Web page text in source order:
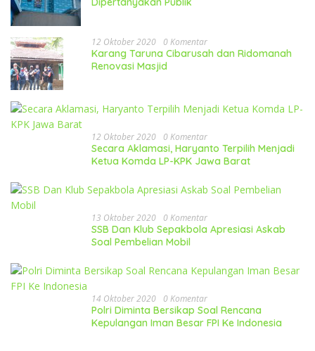
12 Oktober 2020 0 Komentar
Karang Taruna Cibarusah dan Ridomanah
Renovasi Masjid
12 Oktober 2020 0 Komentar
Secara Aklamasi, Haryanto Terpilih Menjadi
Ketua Komda LP-KPK Jawa Barat
13 Oktober 2020 0 Komentar
SSB Dan Klub Sepakbola Apresiasi Askab
Soal Pembelian Mobil
14 Oktober 2020 0 Komentar
Polri Diminta Bersikap Soal Rencana
Kepulangan Iman Besar FPI Ke Indonesia